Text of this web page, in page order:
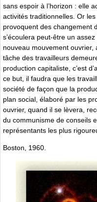
sans espoir à l’horizon : elle
activités traditionnelles. Or
provoquent des changement
s’écoulera peut-être un
nouveau mouvement ouvrier,
tâche des travailleurs
production capitaliste, c’est
ce but, il faudra que les
société de façon que la
plan social, élaboré par les
ouvrier, quand il se lèvera,
du communisme de conseils
représentants les plus
Boston, 1960.